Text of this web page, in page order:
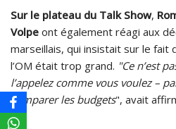
Sur le plateau du Talk Show,
Volpe ont également réagi aux
marseillais, qui insistait sur le fait
l’OM était trop grand. "Ce n’est
l’appelez comme vous voulez –
comparer les budgets", avait